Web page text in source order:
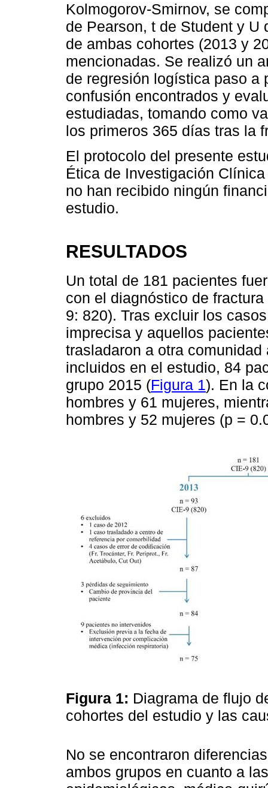
Kolmogorov-Smirnov, se
de Pearson, t de Student y U
de ambas cohortes (2013 y
mencionadas. Se realizó un
de regresión logística paso a
confusión encontrados y
estudiadas, tomando como
los primeros 365 días tras la
El protocolo del presente
Ética de Investigación
no han recibido ningún
estudio.
RESULTADOS
Un total de 181 pacientes
con el diagnóstico de
9: 820). Tras excluir los
imprecisa y aquellos
trasladaron a otra
incluidos en el estudio, 84
grupo 2015 (Figura 1). En la
hombres y 61 mujeres,
hombres y 52 mujeres (p =
Figura 1: Diagrama de flujo
cohortes del estudio y las
No se encontraron
ambos grupos en cuanto a